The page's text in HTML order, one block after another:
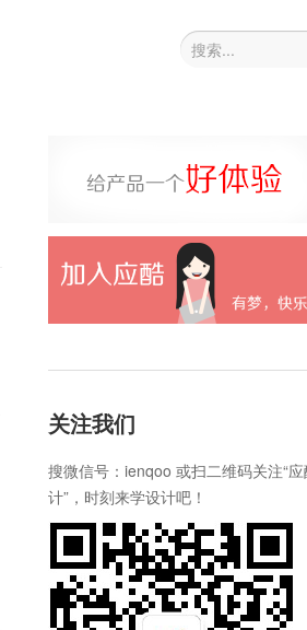
关注我们
搜微信号：ienqoo 或扫二维码关注“
计”，时刻来学设计吧！